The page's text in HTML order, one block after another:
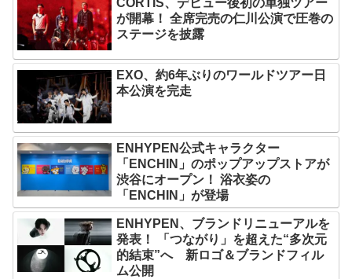
が開幕！ 全席完売の仁川公演で圧巻の
ステージを披露
EXO、約6年ぶりのワールドツアー日
本公演を完走
ENHYPEN公式キャラクター
「ENCHIN」のポップアップストアが
渋谷にオープン！ 浴衣姿の
「ENCHIN」が登場
ENHYPEN、ブランドリニューアルを
発表！ 「つながり」を超えた“多次元
的結束”へ 新ロゴ＆ブランドフィル
ム公開